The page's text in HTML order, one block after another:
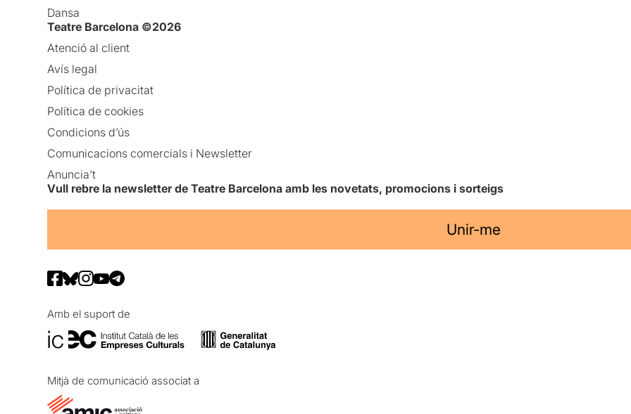
Dansa
Teatre Barcelona ©2026
Atenció al client
Avís legal
Política de privacitat
Política de cookies
Condicions d’ús
Comunicacions comercials i Newsletter
Anuncia’t
Vull rebre la newsletter de Teatre Barcelona amb les novetats, promocions i sorteigs
Unir-me
Amb el suport de
Mitjà de comunicació associat a